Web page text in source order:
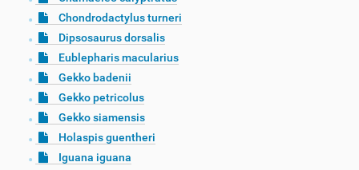
Chondrodactylus turneri
Dipsosaurus dorsalis
Eublepharis macularius
Gekko badenii
Gekko petricolus
Gekko siamensis
Holaspis guentheri
Iguana iguana